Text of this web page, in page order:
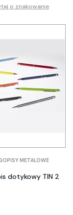
o znakowanie
METALOWE
dotykowy TIN 2